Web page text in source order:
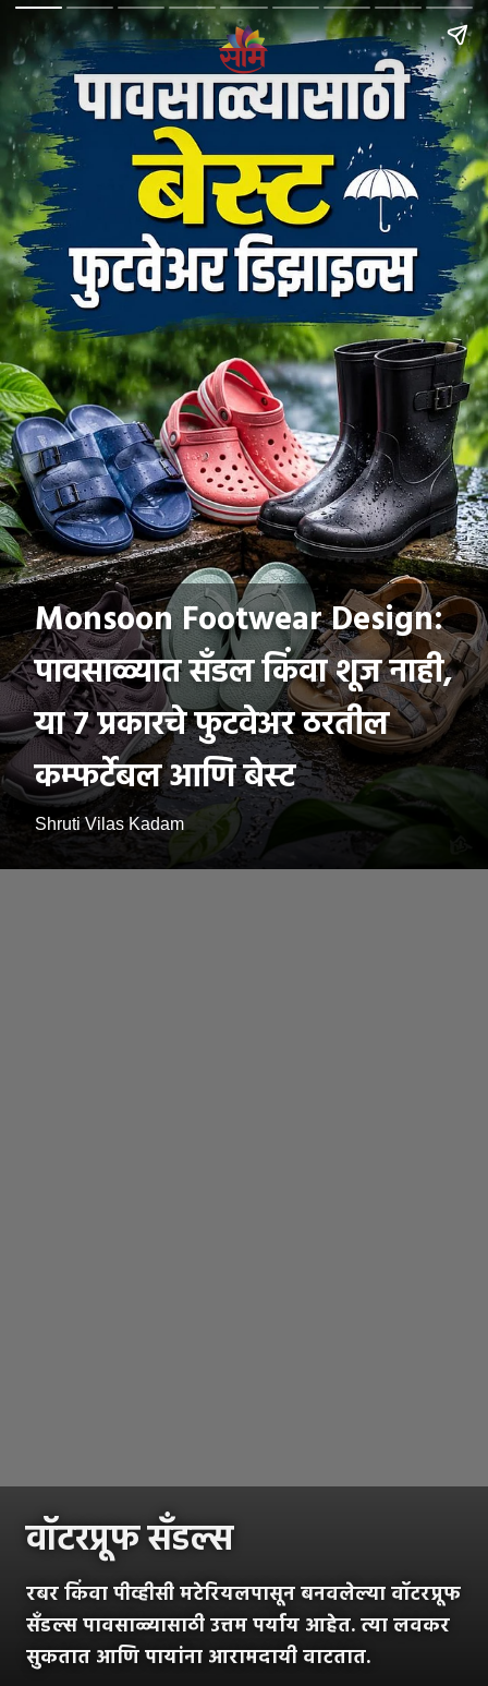
Monsoon Footwear Design:
पावसाळ्यात सँडल किंवा शूज नाही,
या ७ प्रकारचे फुटवेअर ठरतील
कम्फर्टेबल आणि बेस्ट
Shruti Vilas Kadam
वॉटरप्रूफ सँडल्स
रबर किंवा पीव्हीसी मटेरियलपासून बनवलेल्या वॉटरप्रूफ
सँडल्स पावसाळ्यासाठी उत्तम पर्याय आहेत. त्या लवकर
सुकतात आणि पायांना आरामदायी वाटतात.